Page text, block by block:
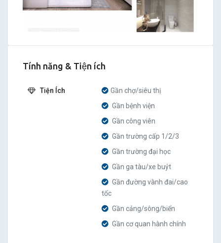
Tính năng & Tiện ích
Tiện Ích
Gần chợ/siêu thị
Gần bệnh viện
Gần công viên
Gần trường cấp 1/2/3
Gần trường đại học
Gần ga tàu/xe buýt
Gần đường vành đai/cao
tốc
Gần cảng/sông/biển
Gần cơ quan hành chính